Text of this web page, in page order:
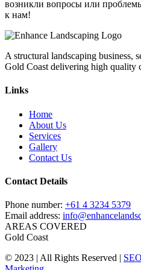
возникли вопросы или
к нам!
A structural landscaping business,
Gold Coast delivering high quality
Links
Home
About Us
Services
Gallery
Contact Us
Contact Details
Phone number: +61 4 3234 5379
Email address:
AREAS COVERED
Gold Coast
© 2023 | All Rights Reserved | SEO